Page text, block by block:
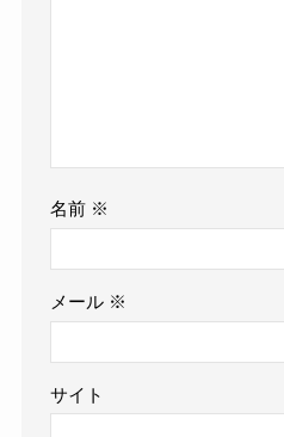
名前 ※
メール ※
サイト